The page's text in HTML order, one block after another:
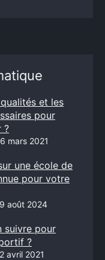
et les
pour
?
mars 2021
une école de
pour votre
août 2024
suivre pour
?
avril 2021